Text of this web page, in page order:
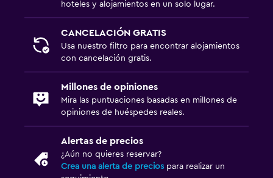
hoteles y alojamientos en un solo lugar.
CANCELACIÓN GRATIS
Usa nuestro filtro para encontrar alojamientos
con cancelación gratis.
Millones de opiniones
Mira las puntuaciones basadas en millones de
opiniones de huéspedes reales.
Alertas de precios
¿Aún no quieres reservar?
Crea una alerta de precios para realizar un